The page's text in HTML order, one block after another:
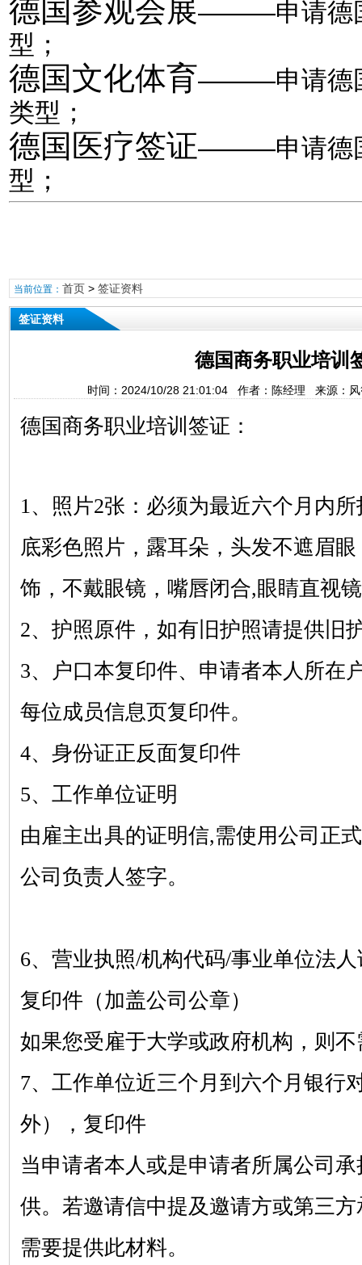
德国参观会展———申请德
型；
德国文化体育———申请德
类型；
德国医疗签证———申请德
型；
当前位置： 首页> 签证资料
签证资料
德国商务职业培训
时间：2024/10/28 21:01:04 作者：陈经理 来源：
德国商务职业培训签证：
1、照片2张：必须为最近六个月内所
底彩色照片，露耳朵，头发不遮眉
饰，不戴眼镜，嘴唇闭合,眼睛直视
2、护照原件，如有旧护照请提供旧
3、户口本复印件、申请者本人所在
每位成员信息页复印件。
4、身份证正反面复印件
5、工作单位证明
由雇主出具的证明信,需使用公司正
公司负责人签字。
6、营业执照/机构代码/事业单位法
复印件（加盖公司公章）
如果您受雇于大学或政府机构，则
7、工作单位近三个月到六个月银行
外），复印件
当申请者本人或是申请者所属公司
供。若邀请信中提及邀请方或第三
需要提供此材料。